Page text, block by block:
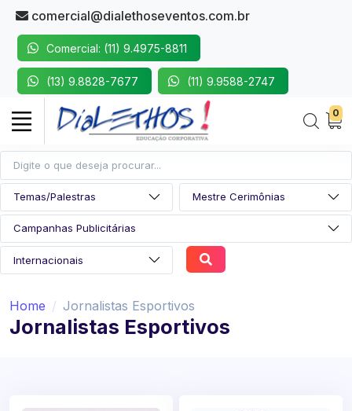
comercial@dialethoseventos.com.br
Comercial: (11) 9.4975-8811
(13) 9.8828-7677 (11) 9.9588-2747
0
Home Jornalistas Esportivos
Jornalistas Esportivos